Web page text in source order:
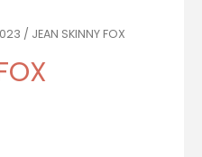
/ JEAN SKINNY FOX